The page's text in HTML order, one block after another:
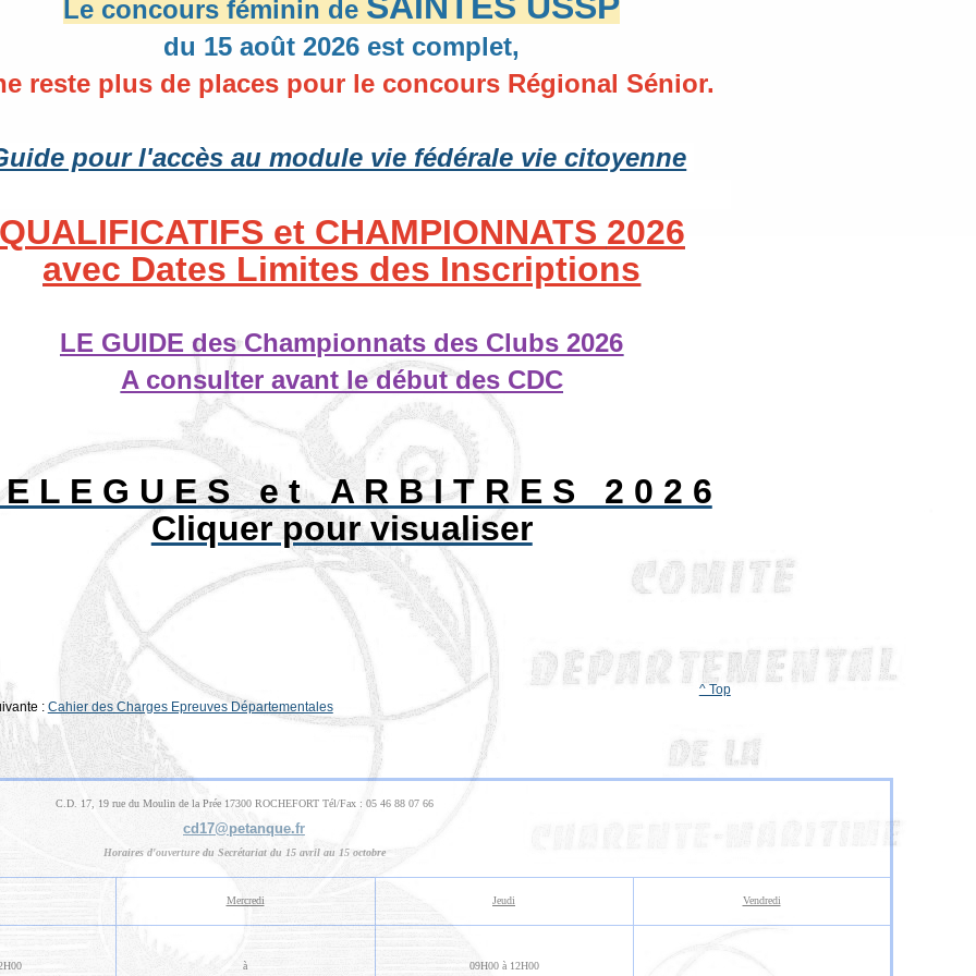
Le concours féminin de
du 15 août 2026 est complet,
reste plus de places pour le concours Régional Sénior.
pour l'accès au module vie fédérale vie citoyenne
et CHAMPIONNATS 2026
avec Dates Limites des Inscriptions
LE GUIDE des Championnats des Clubs 2026
A consulter avant le début des CDC
E L E G U E S e t A R B I T R E S 2 0 2 6
Cliquer pour visualiser
^ Top
: Cahier des Charges Epreuves Départementales
C.D. 17, 19 rue du Moulin de la Prée 17300 ROCHEFORT Tél/Fax : 05 46 88 07 66
cd17@petanque.fr
Horaires d'ouverture du Secrétariat du 15 avril au 15 octobre
Mercredi Jeudi Vendredi
à 09H00 à 12H00